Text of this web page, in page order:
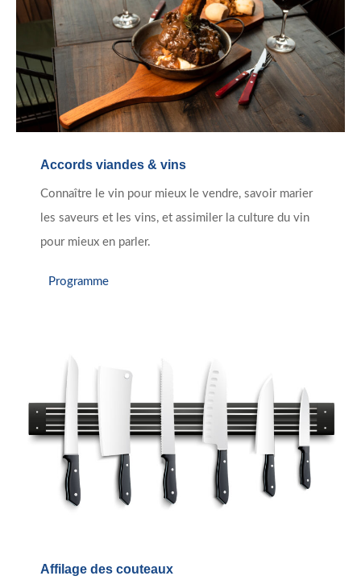
Accords viandes & vins
Connaître le vin pour mieux le vendre, savoir marier
les saveurs et les vins, et assimiler la culture du vin
pour mieux en parler.
Programme
Affilage des couteaux